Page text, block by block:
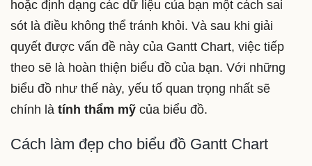
hoặc định dạng các dữ liệu của bạn một cách sai
sót là điều không thể tránh khỏi. Và sau khi giải
quyết được vấn đề này của Gantt Chart, việc tiếp
theo sẽ là hoàn thiện biểu đồ của bạn. Với những
biểu đồ như thế này, yếu tố quan trọng nhất sẽ
chính là tính thẩm mỹ của biểu đồ.
Cách làm đẹp cho biểu đồ Gantt Chart